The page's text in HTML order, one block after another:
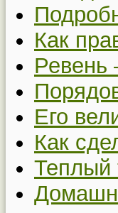
Как
Ревень
Его
Как
Теплый